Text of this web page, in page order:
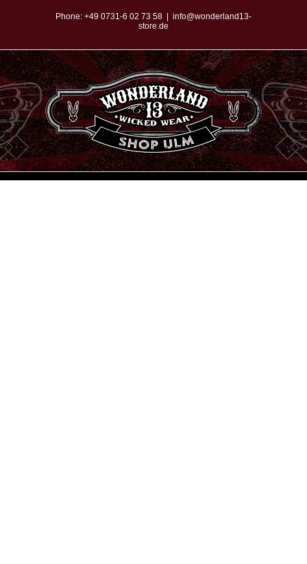
springen
Phone: +49 0731-6 02 73 58
info@wonderland13-
store.de